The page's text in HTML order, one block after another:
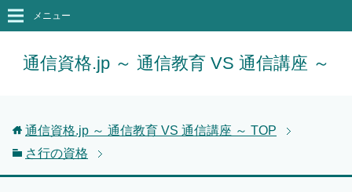
通信資格.jp ～ 通信教育 VS 通信講座 ～
メニュー
通信資格.jp ～ 通信教育 VS 通信講座 ～ TOP
さ行の資格